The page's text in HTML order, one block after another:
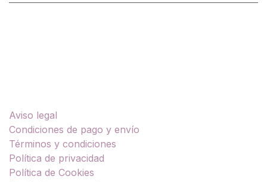
Aviso legal
Condiciones de pago y envío
Términos y condiciones
Política de privacidad
Política de Cookies